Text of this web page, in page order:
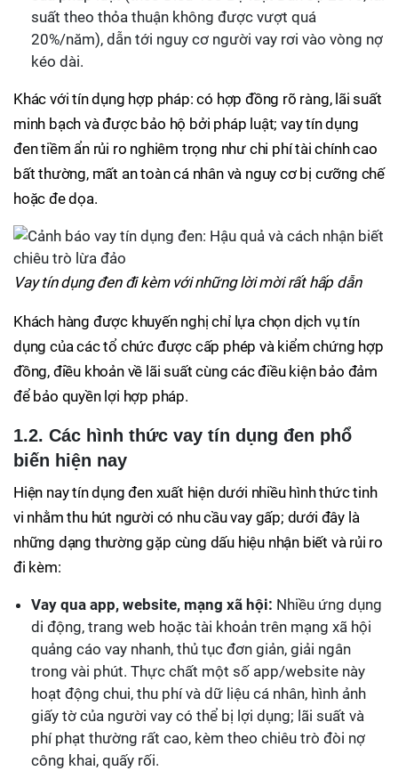
suất theo thỏa thuận không được vượt quá
20%/năm), dẫn tới nguy cơ người vay rơi vào vòng nợ
kéo dài.
Khác với tín dụng hợp pháp: có hợp đồng rõ ràng, lãi suất
minh bạch và được bảo hộ bởi pháp luật; vay tín dụng
đen tiềm ẩn rủi ro nghiêm trọng như chi phí tài chính cao
bất thường, mất an toàn cá nhân và nguy cơ bị cưỡng chế
hoặc đe dọa.
Vay tín dụng đen đi kèm với những lời mời rất hấp dẫn
Khách hàng được khuyến nghị chỉ lựa chọn dịch vụ tín
dụng của các tổ chức được cấp phép và kiểm chứng hợp
đồng, điều khoản về lãi suất cùng các điều kiện bảo đảm
để bảo quyền lợi hợp pháp.
1.2. Các hình thức vay tín dụng đen phổ
biến hiện nay
Hiện nay tín dụng đen xuất hiện dưới nhiều hình thức tinh
vi nhằm thu hút người có nhu cầu vay gấp; dưới đây là
những dạng thường gặp cùng dấu hiệu nhận biết và rủi ro
đi kèm:
Vay qua app, website, mạng xã hội: Nhiều ứng dụng
di động, trang web hoặc tài khoản trên mạng xã hội
quảng cáo vay nhanh, thủ tục đơn giản, giải ngân
trong vài phút. Thực chất một số app/website này
hoạt động chui, thu phí và dữ liệu cá nhân, hình ảnh
giấy tờ của người vay có thể bị lợi dụng; lãi suất và
phí phạt thường rất cao, kèm theo chiêu trò đòi nợ
công khai, quấy rối.